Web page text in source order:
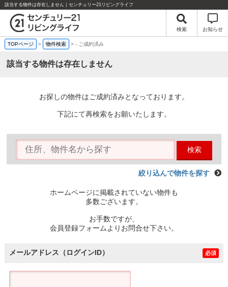
該当する物件は存在しません｜センチュリー21リビングライフ
検索 お知らせ
TOPページ > 物件検索 >- ご成約済み
該当する物件は存在しません
お探しの物件はご成約済みとなっております。
下記にて再検索をお願いたします。
検索
絞り込んで物件を探す
ホームページに掲載されていない物件も
多数ございます。
お手数ですが、
会員登録フォームよりお問合せ下さい。
メールアドレス（ログインID） 必須